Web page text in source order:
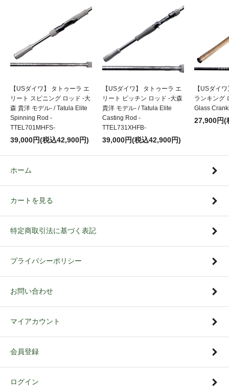
【USダイワ】 タトゥーラ エ
リート スピニング ロッド -大
森 貴洋 モデル- / Tatula Elite
Spinning Rod -
TTEL701MHFS-
39,000円(税込42,900円)
【USダイワ】 タトゥーラ エ
リート ピッチン ロッド -大森
貴洋 モデル- / Tatula Elite
Casting Rod -
TTEL731XHFB-
39,000円(税込42,900円)
【USダイ
ランキング
Glass
27,900円(
ホーム
カートを見る
特定商取引法に基づく表記
プライバシーポリシー
お問い合わせ
マイアカウント
会員登録
ログイン